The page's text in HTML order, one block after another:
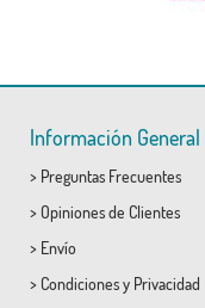
Información General
> Preguntas Frecuentes
> Opiniones de Clientes
> Envío
> Condicionesy Privacidad